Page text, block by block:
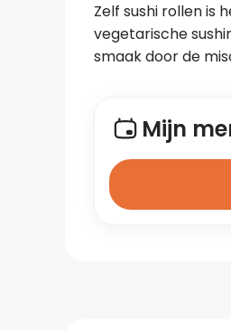
Zelf sushi rollen is
vegetarische
smaak door de
Mijn